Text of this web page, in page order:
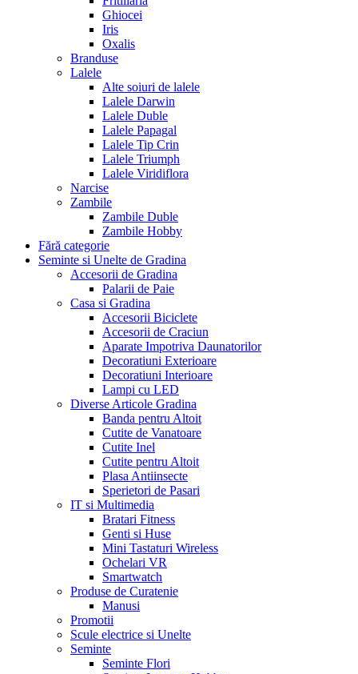
Ghiocei
Iris
Oxalis
Branduse
Lalele
Alte soiuri de lalele
Lalele Darwin
Lalele Duble
Lalele Papagal
Lalele Tip Crin
Lalele Triumph
Lalele Viridiflora
Narcise
Zambile
Zambile Duble
Zambile Hobby
Fără categorie
Seminte si Unelte de Gradina
Accesorii de Gradina
Palarii de Paie
Casa si Gradina
Accesorii Biciclete
Accesorii de Craciun
Aparate Impotriva Daunatorilor
Decoratiuni Exterioare
Decoratiuni Interioare
Lampi cu LED
Diverse Articole Gradina
Banda pentru Altoit
Cutite de Vanatoare
Cutite Inel
Cutite pentru Altoit
Plasa Antiinsecte
Sperietori de Pasari
IT si Multimedia
Bratari Fitness
Genti si Huse
Mini Tastaturi Wireless
Ochelari VR
Smartwatch
Produse de Curatenie
Manusi
Promotii
Scule electrice si Unelte
Seminte
Seminte Flori